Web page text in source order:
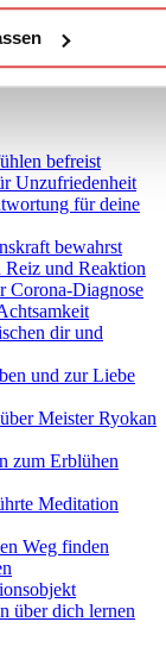
Weisheit
auf deiner
befreist
Unzufriedenheit
für deine
bewahrst
und Reaktion
Corona-Diagnose
dir und
und zur Liebe
Meister Ryokan
zum Erblühen
Meditation
Weg finden
über dich lernen